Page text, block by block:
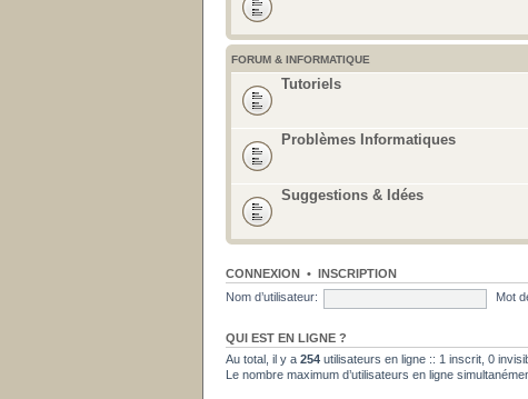
FORUM & INFORMATIQUE
Tutoriels
Problèmes Informatiques
Suggestions & Idées
CONNEXION • INSCRIPTION
Nom d’utilisateur:
Mot
QUI EST EN LIGNE ?
Au total, il y a 254 utilisateurs en ligne :: 1 inscrit, 0
Le nombre maximum d’utilisateurs en ligne